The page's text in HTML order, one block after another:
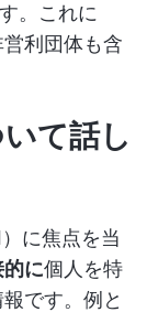
。これに
利団体も含
て話し
に焦点を当
に個人を特
です。例と